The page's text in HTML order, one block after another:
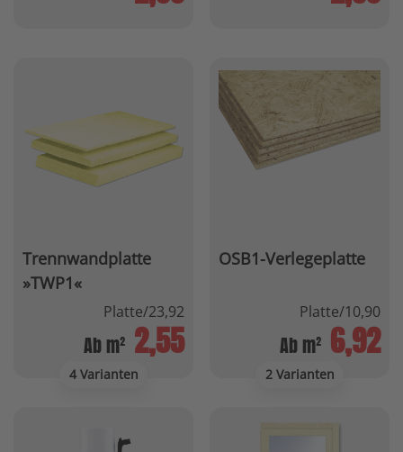
Trennwandplatte
»TWP1«
4 Varianten
Platte/23,92
Ab m² 2,55
OSB1-Verlegeplatte
2 Varianten
Platte/10,90
Ab m² 6,92